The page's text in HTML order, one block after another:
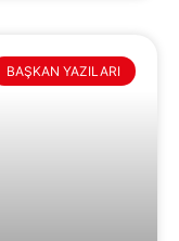
BAŞKAN YAZILARI